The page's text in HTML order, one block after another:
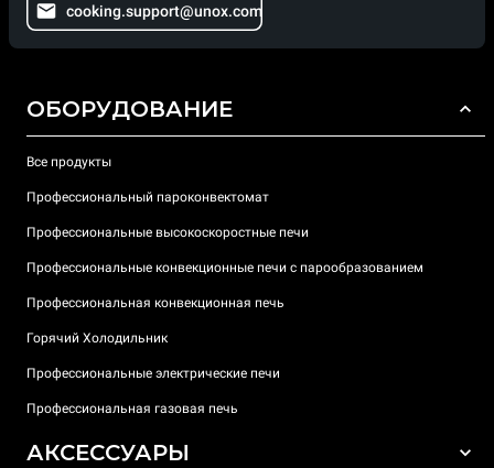
cooking.support@unox.com
ОБОРУДОВАНИЕ
Все продукты
Профессиональный пароконвектомат
Профессиональные высокоскоростные печи
Профессиональные конвекционные печи с парообразованием
Профессиональная конвекционная печь
Горячий Холодильник
Профессиональные электрические печи
Профессиональная газовая печь
АКСЕССУАРЫ